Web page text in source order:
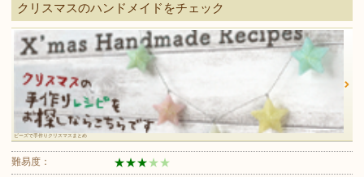
クリスマスのハンドメイドをチェック
ビーズで手作りクリスマスまとめ
難易度： ★★★ ★ ★